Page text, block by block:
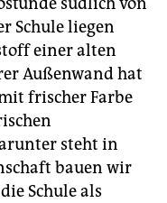
Schule liegen
einer alten
Außenwand hat
frischer Farbe
steht in
bauen wir
Schule als